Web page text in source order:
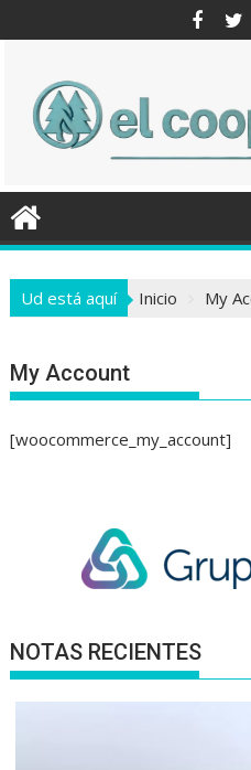
al
Ud está aquí Inicio My
My Account
[woocommerce_my_account]
NOTAS RECIENTES